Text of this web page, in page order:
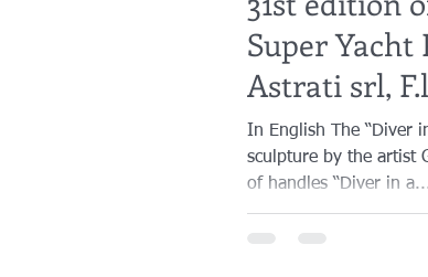
Super Yacht
Astrati srl,
In English The “Diver in
sculpture by the artist
of handles “Diver in